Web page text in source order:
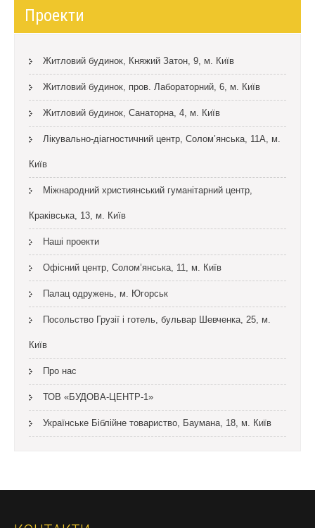
Проекти
Житловий будинок, Княжий Затон, 9, м. Київ
Житловий будинок, пров. Лабораторний, 6, м. Київ
Житловий будинок, Санаторна, 4, м. Київ
Лікувально-діагностичний центр, Солом’янська, 11А, м.
Київ
Міжнародний християнський гуманітарний центр,
Краківська, 13, м. Київ
Наші проекти
Офісний центр, Солом’янська, 11, м. Київ
Палац одружень, м. Югорськ
Посольство Грузії і готель, бульвар Шевченка, 25, м.
Київ
Про нас
ТОВ «БУДОВА-ЦЕНТР-1»
Українське Біблійне товариство, Баумана, 18, м. Київ